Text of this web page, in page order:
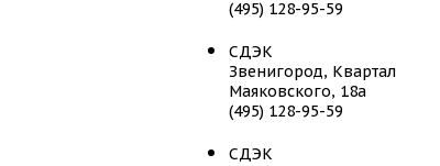
(495) 128-95-59
СДЭК
Звенигород, Квартал
Маяковского, 18а
(495) 128-95-59
СДЭК